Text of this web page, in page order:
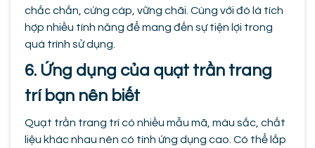
chắc chắn, cứng cáp, vững chãi. Cùng với đó là tích
hợp nhiều tính năng để mang đến sự tiện lợi trong
quá trình sử dụng.
6. Ứng dụng của quạt trần trang
trí bạn nên biết
Quạt trần trang trí có nhiều mẫu mã, màu sắc, chất
liệu khác nhau nên có tính ứng dụng cao. Có thể lắp